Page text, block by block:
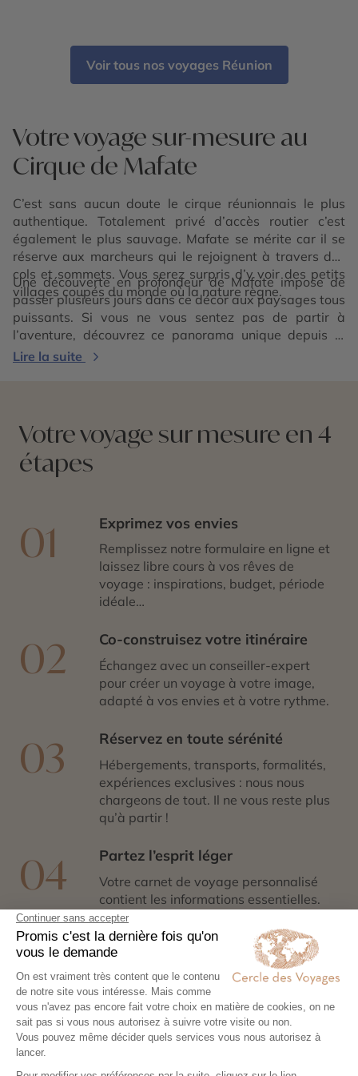
Voir tous nos voyages Réunion
Votre voyage sur-mesure au
Cirque de Mafate
C’est sans aucun doute le cirque réunionnais le plus
authentique. Totalement privé d’accès routier c’est
également le plus sauvage. Mafate se mérite car il se
réserve aux marcheurs qui le rejoignent à travers des
cols et sommets. Vous serez surpris d’y voir des petits
villages coupés du monde où la nature règne.
Une découverte en profondeur de Mafate impose de
passer plusieurs jours dans ce décor aux paysages tous
puissants. Si vous ne vous sentez pas de partir à
l’aventure, découvrez ce panorama unique depuis le
haut du Maïdo ! Des randonnées incontournable lors de
Lire la suite
Votre voyage sur mesure en 4
étapes
01 Exprimez vos envies
Remplissez notre formulaire en ligne et
laissez libre cours à vos rêves de
voyage : inspirations, budget, période
idéale…
02 Co-construisez votre itinéraire
Échangez avec un conseiller-expert
pour créer un voyage à votre image,
adapté à vos envies et à votre rythme.
03 Réservez en toute sérénité
Hébergements, transports, formalités,
expériences exclusives : nous nous
chargeons de tout. Il ne vous reste plus
qu’à partir !
04 Partez l’esprit léger
Votre carnet de voyage personnalisé
contient les informations essentielles.
Sur place, notre conciergerie reste
disponible 24/7
Demander un devis